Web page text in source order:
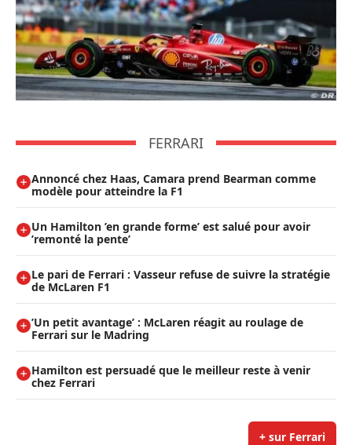
FERRARI
Annoncé chez Haas, Camara prend Bearman comme
modèle pour atteindre la F1
Un Hamilton ’en grande forme’ est salué pour avoir
’remonté la pente’
Le pari de Ferrari : Vasseur refuse de suivre la stratégie
de McLaren F1
’Un petit avantage’ : McLaren réagit au roulage de
Ferrari sur le Madring
Hamilton est persuadé que le meilleur reste à venir
chez Ferrari
+ sur Ferrari